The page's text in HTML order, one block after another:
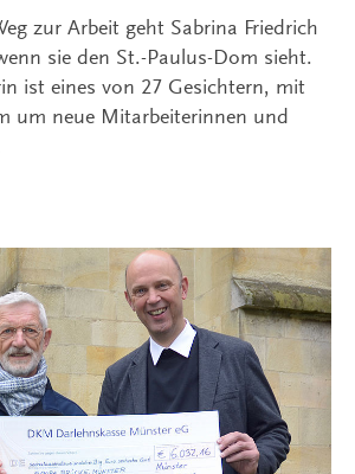
zur Arbeit geht Sabrina Friedrich
sie den St.-Paulus-Dom sieht.
ist eines von 27 Gesichtern, mit
um neue Mitarbeiterinnen und